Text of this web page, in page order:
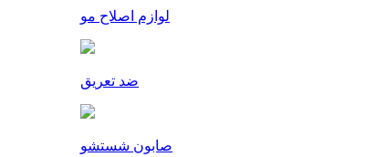
لوازم اصلاح مو
ضد تعریق
صابون شستشو